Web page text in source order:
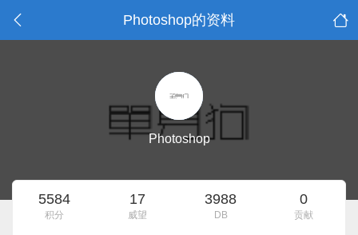
Photoshop的资料
Photoshop
5584
积分
17
威望
3988
DB
0
贡献